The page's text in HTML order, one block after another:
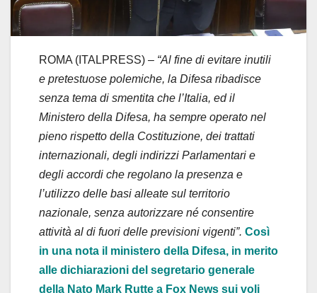
ROMA (ITALPRESS) – “Al fine di evitare inutili
e pretestuose polemiche, la Difesa ribadisce
senza tema di smentita che l’Italia, ed il
Ministero della Difesa, ha sempre operato nel
pieno rispetto della Costituzione, dei trattati
internazionali, degli indirizzi Parlamentari e
degli accordi che regolano la presenza e
l’utilizzo delle basi alleate sul territorio
nazionale, senza autorizzare né consentire
attività al di fuori delle previsioni vigenti”. Così
in una nota il ministero della Difesa, in merito
alle dichiarazioni del segretario generale
della Nato Mark Rutte a Fox News sui voli